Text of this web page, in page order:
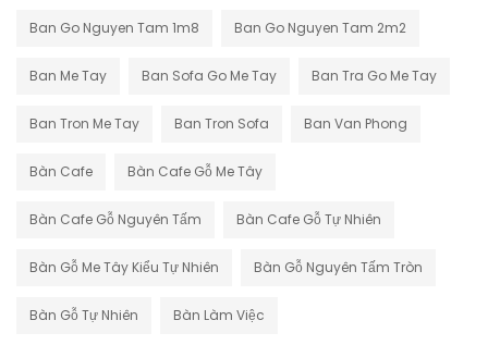
Ban Go Nguyen Tam 1m8 Ban Go Nguyen Tam 2m2
Ban Me Tay Ban Sofa Go Me Tay Ban Tra Go Me Tay
Ban Tron Me Tay Ban Tron Sofa Ban Van Phong
Bàn Cafe Bàn Cafe Gỗ Me Tây
Bàn Cafe Gỗ Nguyên Tấm Bàn Cafe Gỗ Tự Nhiên
Bàn Gỗ Me Tây Kiểu Tự Nhiên Bàn Gỗ Nguyên Tấm Tròn
Bàn Gỗ Tự Nhiên Bàn Làm Việc